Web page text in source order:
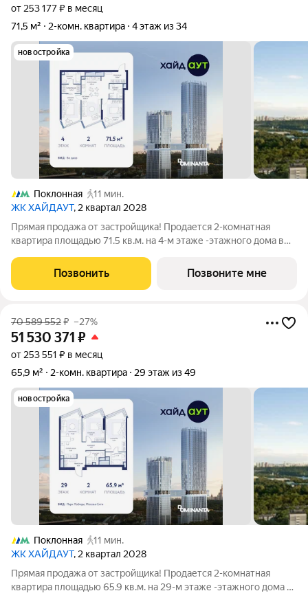
от 253 177 ₽ в месяц
71,5 м²
2-комн. квартира 4 этаж из 34
новостройка
Поклонная
11 мин.
ЖК ХАЙДАУТ, 2 квартал 2028
Прямая продажа от застройщика! Продается 2-комнатная
квартира площадью 71.5 кв.м. на 4-м этаже -этажного дома в
Победы, Долина реки Сетунь, МГУ, Москва-Сити, Воробьевы
горы. Высота потолков 3,25 м.
Позвонить Позвоните мне
70 589 552₽ –27%
51 530 371 ₽
от 253 551 ₽ в месяц
65,9 м²
2-комн. квартира 29 этаж из 49
новостройка
Поклонная
11 мин.
ЖК ХАЙДАУТ, 2 квартал 2028
Прямая продажа от застройщика! Продается 2-комнатная
квартира площадью 65.9 кв.м. на 29-м этаже -этажного дома в